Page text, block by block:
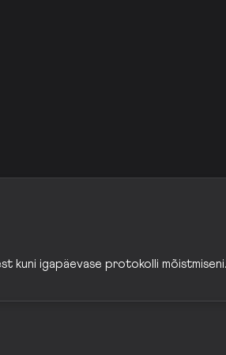
kuni igapäevase protokolli mõistmiseni.